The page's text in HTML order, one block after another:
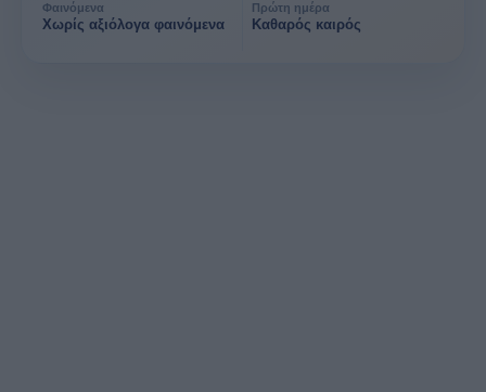
Φαινόμενα
Χωρίς αξιόλογα φαινόμενα
Πρώτη ημέρα
Καθαρός καιρός